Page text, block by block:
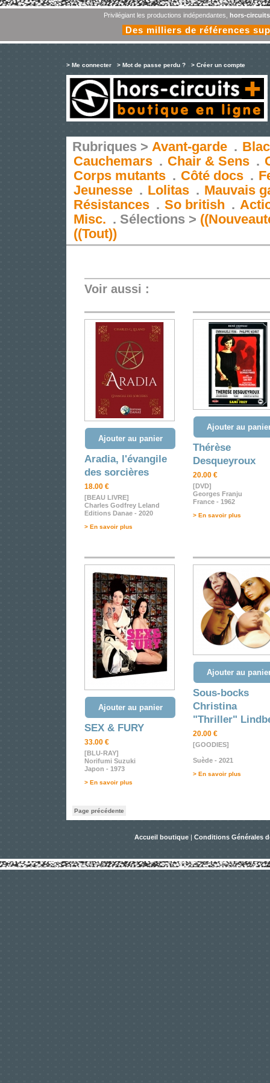
Privilégiant les productions indépendantes, hors-
Des milliers de références
> Me connecter > Mot de passe perdu ? > Créer un compte
Rubriques > Avant-garde .
Cauchemars . Chair & Sens .
Corps mutants . Côté docs .
Jeunesse . Lolitas . Mauvais
Résistances . So british .
Misc. . Sélections >
((Tout))
Voir aussi :
Ajouter au panier
Aradia, l'évangile
des sorcières
18.00 €
[BEAU LIVRE]
Charles Godfrey Leland
Editions Danae - 2020
> En savoir plus
Ajouter au
Thérèse
Desqueyroux
20.00 €
[DVD]
Georges Franju
France - 1962
> En savoir plus
Ajouter au panier
SEX & FURY
33.00 €
[BLU-RAY]
Norifumi Suzuki
Japon - 1973
> En savoir plus
Ajouter au
Sous-bocks
Christina
"Thriller"
20.00 €
[GOODIES]
Suède - 2021
> En savoir plus
Page précédente
Accueil boutique | Conditions Générales